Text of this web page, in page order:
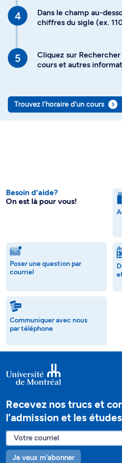
Dans le champ au-
chiffres du sigle (ex.
Cliquez sur
cours et autres
Trouvez l’horaire d’un cours
Besoin d’aide?
On est là pour vous!
Poser une question par
courriel
Communiquer avec nous
par téléphone
Recevez nos trucs et
l’admission et les
Je veux m'abonner